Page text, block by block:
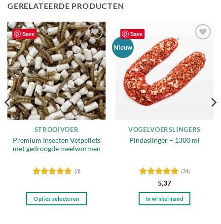
GERELATEERDE PRODUCTEN
Save
Toevoegen
aan
verlanglijst
STROOIVOER
Premium Insecten Vetpellets
met gedroogde meelwormen
4.67uit 5
(3)
Opties selecteren
Save
Nieuw
aan
verlanglijst
VOGELVOERSLINGERS
Pindaslinger – 1300 ml
Gewaardeerd
4.88uit 5
(34)
5,37
In winkelmand